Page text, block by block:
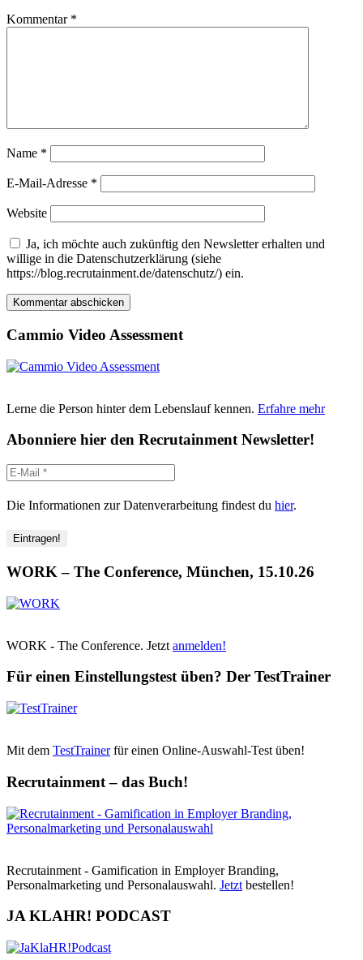
Kommentar *
Name *
E-Mail-Adresse *
Website
Ja, ich möchte auch zukünftig den Newsletter erhalten und
willige in die Datenschutzerklärung (siehe
https://blog.recrutainment.de/datenschutz/) ein.
Cammio Video Assessment
Lerne die Person hinter dem Lebenslauf kennen. Erfahre mehr
Abonniere hier den Recrutainment Newsletter!
Die Informationen zur Datenverarbeitung findest du hier.
WORK – The Conference, München, 15.10.26
WORK - The Conference. Jetzt anmelden!
Für einen Einstellungstest üben? Der TestTrainer
Mit dem TestTrainerfür einen Online-Auswahl-Test üben!
Recrutainment – das Buch!
Recrutainment - Gamification in Employer Branding,
Personalmarketing und Personalauswahl. Jetzt bestellen!
JA KLAHR! PODCAST